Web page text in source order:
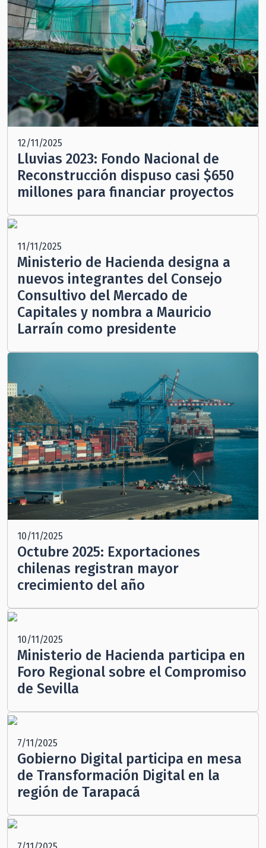
12/11/2025
Lluvias 2023: Fondo Nacional de
Reconstrucción dispuso casi $650
millones para financiar proyectos
11/11/2025
Ministerio de Hacienda designa a
nuevos integrantes del Consejo
Consultivo del Mercado de
Capitales y nombra a Mauricio
Larraín como presidente
10/11/2025
Octubre 2025: Exportaciones
chilenas registran mayor
crecimiento del año
10/11/2025
Ministerio de Hacienda participa en
Foro Regional sobre el Compromiso
de Sevilla
7/11/2025
Gobierno Digital participa en mesa
de Transformación Digital en la
región de Tarapacá